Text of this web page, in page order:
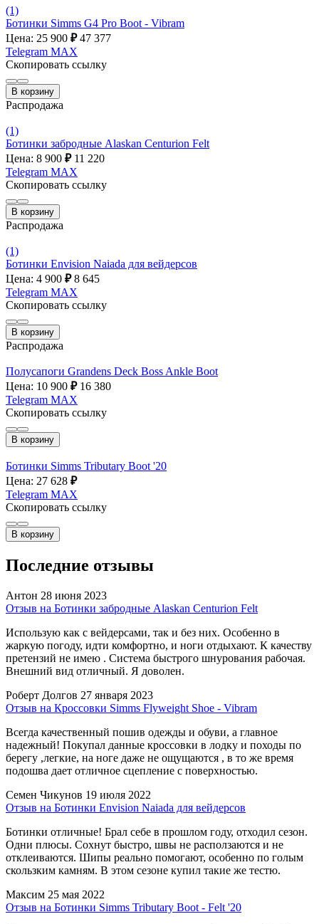
(1)
Ботинки Simms G4 Pro Boot - Vibram
Цена: 25 900 ₽ 47 377
Telegram MAX
Скопировать ссылку
В корзину
Распродажа
(1)
Ботинки забродные Alaskan Centurion Felt
Цена: 8 900 ₽ 11 220
Telegram MAX
Скопировать ссылку
В корзину
Распродажа
(1)
Ботинки Envision Naiada для вейдерсов
Цена: 4 900 ₽ 8 645
Telegram MAX
Скопировать ссылку
В корзину
Распродажа
Полусапоги Grandens Deck Boss Ankle Boot
Цена: 10 900 ₽ 16 380
Telegram MAX
Скопировать ссылку
В корзину
Ботинки Simms Tributary Boot '20
Цена: 27 628 ₽
Telegram MAX
Скопировать ссылку
В корзину
Последние отзывы
Антон 28 июня 2023
Отзыв на Ботинки забродные Alaskan Centurion Felt
Использую как с вейдерсами, так и без них. Особенно в
жаркую погоду, идти комфортно, и ноги отдыхают. К качеству
претензий не имею . Система быстрого шнурования рабочая.
Внешний вид отличный. Я доволен.
Роберт Долгов 27 января 2023
Отзыв на Кроссовки Simms Flyweight Shoe - Vibram
Всегда качественный пошив одежды и обуви, а главное
надежный! Покупал данные кроссовки в лодку и походы по
берегу ,легкие, на ноге даже не ощущаются , в то же время
подошва дает отличное сцепление с поверхностью.
Семен Чикунов 19 июля 2022
Отзыв на Ботинки Envision Naiada для вейдерсов
Ботинки отличные! Брал себе в прошлом году, отходил сезон.
Одни плюсы. Сохнут быстро, швы не расползаются и не
отклеиваются. Шипы реально помогают, особенно по голым
скользким камням. В этом сезоне купил такие же тестю.
Максим 25 мая 2022
Отзыв на Ботинки Simms Tributary Boot - Felt '20